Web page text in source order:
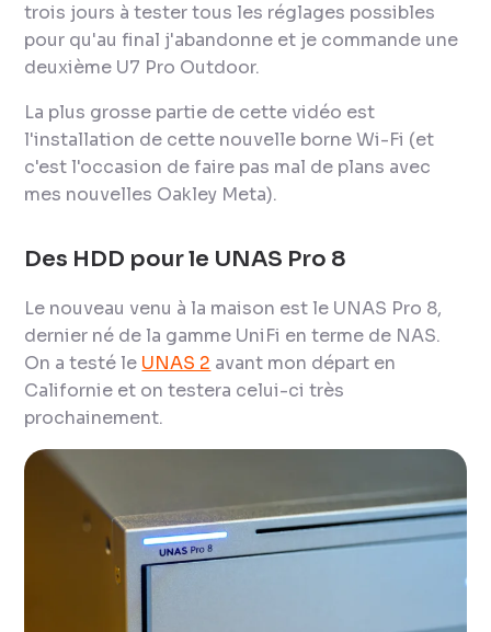
trois jours à tester tous les réglages possibles
pour qu'au final j'abandonne et je commande une
deuxième U7 Pro Outdoor.
La plus grosse partie de cette vidéo est
l'installation de cette nouvelle borne Wi-Fi (et
c'est l'occasion de faire pas mal de plans avec
mes nouvelles Oakley Meta).
Des HDD pour le UNAS Pro 8
Le nouveau venu à la maison est le UNAS Pro 8,
dernier né de la gamme UniFi en terme de NAS.
On a testé le UNAS 2 avant mon départ en
Californie et on testera celui-ci très
prochainement.